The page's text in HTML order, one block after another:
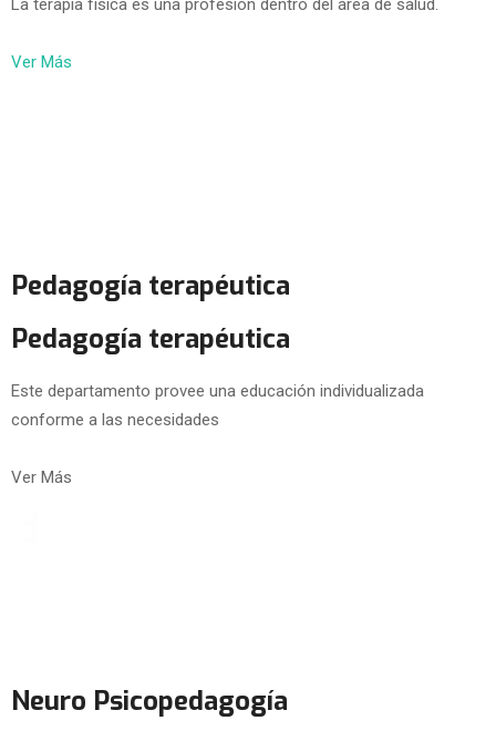
La terapia física es una profesión dentro del área de salud.
Ver Más
Pedagogía terapéutica
Pedagogía terapéutica
Este departamento provee una educación individualizada
conforme a las necesidades
Ver Más
Neuro Psicopedagogía